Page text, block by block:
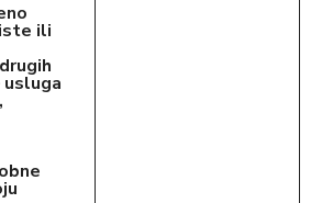
ili
usluga